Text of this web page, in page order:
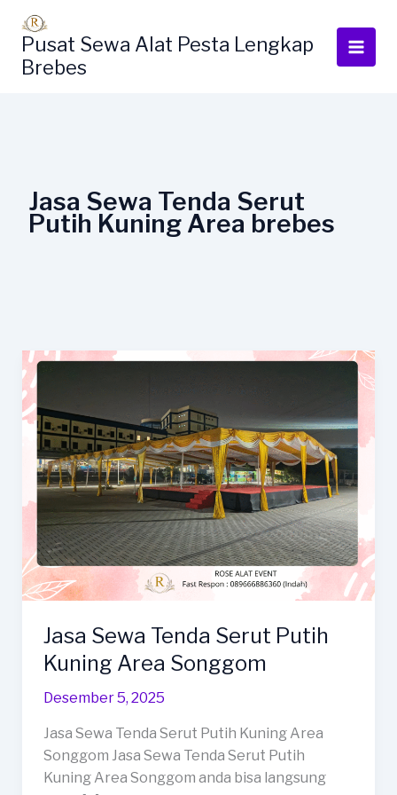
kontenPusat Sewa Alat Pesta Lengkap
Brebes
Jasa Sewa Tenda Serut
Putih Kuning Area brebes
Jasa Sewa Tenda Serut Putih
Kuning Area Songgom
Desember 5, 2025
Jasa Sewa Tenda Serut Putih Kuning Area
Songgom Jasa Sewa Tenda Serut Putih
Kuning Area Songgom anda bisa langsung